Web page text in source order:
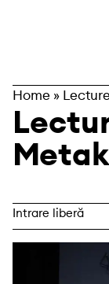
Home »
Intrare liberă